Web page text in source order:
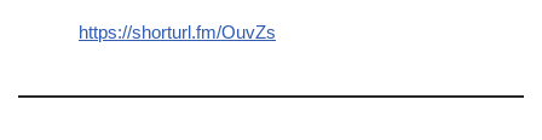
https://shorturl.fm/OuvZs